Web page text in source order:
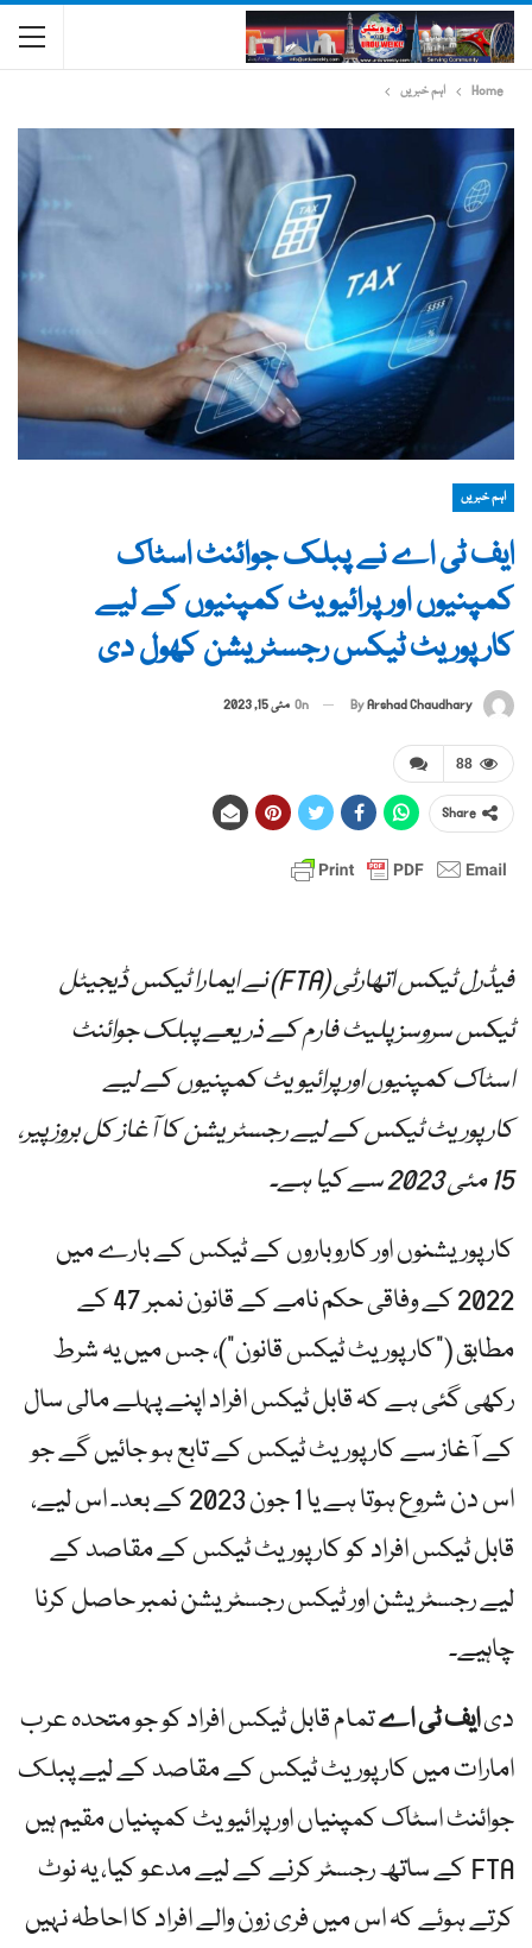
Home اہم خبریں
اہم خبریں
ایف ٹی اے نے پبلک جوائنٹ اسٹاک
کمپنیوں اور پرائیویٹ کمپنیوں کے لیے
کارپوریٹ ٹیکس رجسٹریشن کھول دی
ByArshad Chaudhary
On مئی 15, 2023
88
Share
فیڈرل ٹیکس اتھارٹی (FTA) نے ایمارا ٹیکس ڈیجیٹل
ٹیکس سروسز پلیٹ فارم کے ذریعے پبلک جوائنٹ
اسٹاک کمپنیوں اور پرائیویٹ کمپنیوں کے لیے
کارپوریٹ ٹیکس کے لیے رجسٹریشن کا آغاز کل بروز پیر،
15 مئی 2023 سے کیا ہے۔
کارپوریشنوں اور کاروباروں کے ٹیکس کے بارے میں
2022 کے وفاقی حکم نامے کے قانون نمبر 47 کے
مطابق ("کارپوریٹ ٹیکس قانون”)، جس میں یہ شرط
رکھی گئی ہے کہ قابل ٹیکس افراد اپنے پہلے مالی سال
کے آغاز سے کارپوریٹ ٹیکس کے تابع ہو جائیں گے جو
اس دن شروع ہوتا ہے یا 1 جون 2023 کے بعد۔ اس لیے،
قابل ٹیکس افراد کو کارپوریٹ ٹیکس کے مقاصد کے
لیے رجسٹریشن اور ٹیکس رجسٹریشن نمبر حاصل کرنا
چاہیے۔
دیایف ٹی اےتمام قابل ٹیکس افراد کو جو متحدہ عرب
امارات میں کارپوریٹ ٹیکس کے مقاصد کے لیے پبلک
جوائنٹ اسٹاک کمپنیاں اور پرائیویٹ کمپنیاں مقیم ہیں
FTA کے ساتھ رجسٹر کرنے کے لیے مدعو کیا، یہ نوٹ
کرتے ہوئے کہ اس میں فری زون والے افراد کا احاطہ نہیں